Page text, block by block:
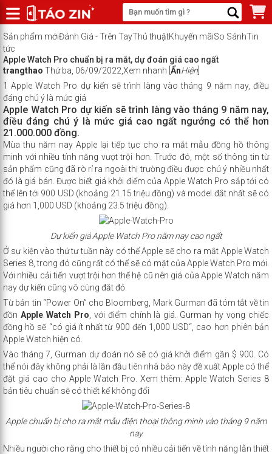
Sản phẩm mớiĐánh Giá - Trên TayThủ thuậtKhuyến mãiSo SánhTin
tức
Apple Watch Pro chuẩn bị ra mắt, dự đoán giá cao ngất
trangthao Thứ ba, 06/09/2022, Xem nhanh ẨnHiện
1 Apple Watch Pro dự kiến sẽ trình làng vào tháng 9 năm nay, điều
đáng chú ý là mức giá
Apple Watch Pro dự kiến sẽ trình làng vào tháng 9 năm nay,
điều đáng chú ý là mức giá cao ngất ngưởng có thể hơn
21.000.000 đồng.
Mùa thu năm nay Apple lại tiếp tục cho ra mắt mẫu đồng hồ thông
minh với nhiều tính năng vượt trội hơn. Trước đó, một số thông tin từ
sản phẩm cũng đã rò rỉ ra ngoài thị trường điều được chú ý nhiều nhất
đó là giá bán. Được biết giá khởi điểm của Apple Watch Pro sắp tới có
thể lên tới 900 USD (khoảng 21.15 triệu đồng) và model đắt nhất sẽ có
giá hơn 1,000 USD (khoảng 23.5 triệu đồng).
Dự kiến giáApple Watch Pro năm nay cao ngất
Ở sự kiện vào thứ tư tuần này có thể Apple sẽ cho ra mắt Apple Watch
Series 8, trong đó cũng rất có thể sẽ có mặt của Apple Watch Pro mới.
Với nhiều cải tiến vượt trội hơn thế hệ cũ nên giá củaApple Watch năm
nay dự kiến cũng vô cùng đắt đỏ.
Từ bản tin “Power On” cho Bloomberg, Mark Gurman đã tóm tắt về tin
đồn Apple Watch Pro , với điểm chính là giá. Gurman hy vọng chiếc
đồng hồ sẽ “có giá ít nhất từ ​​900 đến 1,000 USD“, cao hơn phiên bản
Apple Watch hiện có.
Vào tháng 7, Gurman dự đoán nó sẽ có giá khởi điểm gần $ 900. Có
thể nói đây không phải là lần đầu tiên nhà báo này đề xuất Apple có thể
đặt giá cao cho Apple Watch Pro. Xem thêm: Apple Watch Series 8
bản tiêu chuẩn sẽ có thiết kế không đổi
Apple chuẩn bị cho ra mắt mẫu điện thoại thông minh vào tháng 9 năm
nay
Nhiều người cho rằng cho thiết bị có nhiều cải tiến về tính năng lẫn thiết